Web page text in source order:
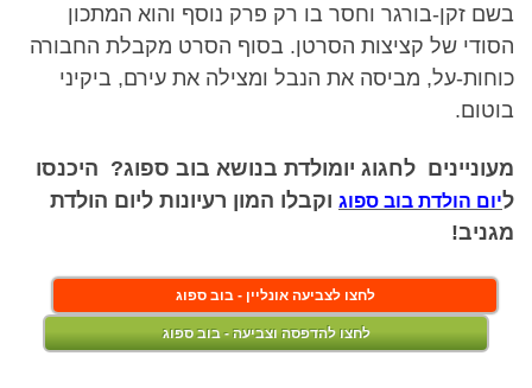
בשם זקן-בורגר וחסר בו רק פרק נוסף והוא המתכון
הסודי של קציצות הסרטן. בסוף הסרט מקבלת החבורה
כוחות-על, מביסה את הנבל ומצילה את עירם, ביקיני
בוטום.
מעוניינים לחגוג יומולדת בנושא בוב ספוג? היכנסו
ליום הולדת בוב ספוג וקבלו המון רעיונות ליום הולדת
מגניב!
לחצו לצביעה אונליין - בוב ספוג
לחצו להדפסה וצביעה - בוב ספוג